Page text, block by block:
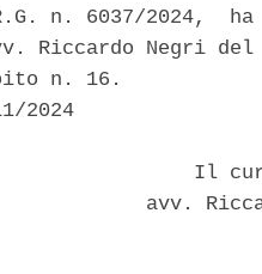
n. 6037/2024,
Riccardo Negri
n. 16.
2024
Il
avv.